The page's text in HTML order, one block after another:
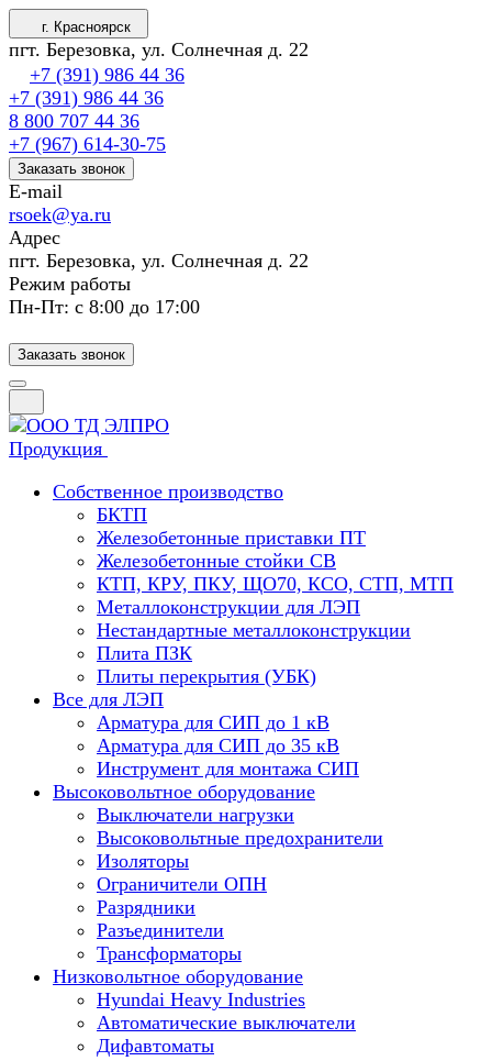
г. Красноярск
пгт. Березовка, ул. Солнечная д. 22
+7 (391) 986 44 36
+7 (391) 986 44 36
8 800 707 44 36
+7 (967) 614-30-75
Заказать звонок
E-mail
rsoek@ya.ru
Адрес
пгт. Березовка, ул. Солнечная д. 22
Режим работы
Пн-Пт: с 8:00 до 17:00
Заказать звонок
Продукция
Собственное производство
БКТП
Железобетонные приставки ПТ
Железобетонные стойки СВ
КТП, КРУ, ПКУ, ЩО70, КСО, СТП, МТП
Металлоконструкции для ЛЭП
Нестандартные металлоконструкции
Плита ПЗК
Плиты перекрытия (УБК)
Все для ЛЭП
Арматура для СИП до 1 кВ
Арматура для СИП до 35 кВ
Инструмент для монтажа СИП
Высоковольтное оборудование
Выключатели нагрузки
Высоковольтные предохранители
Изоляторы
Ограничители ОПН
Разрядники
Разъединители
Трансформаторы
Низковольтное оборудование
Hyundai Heavy Industries
Автоматические выключатели
Дифавтоматы